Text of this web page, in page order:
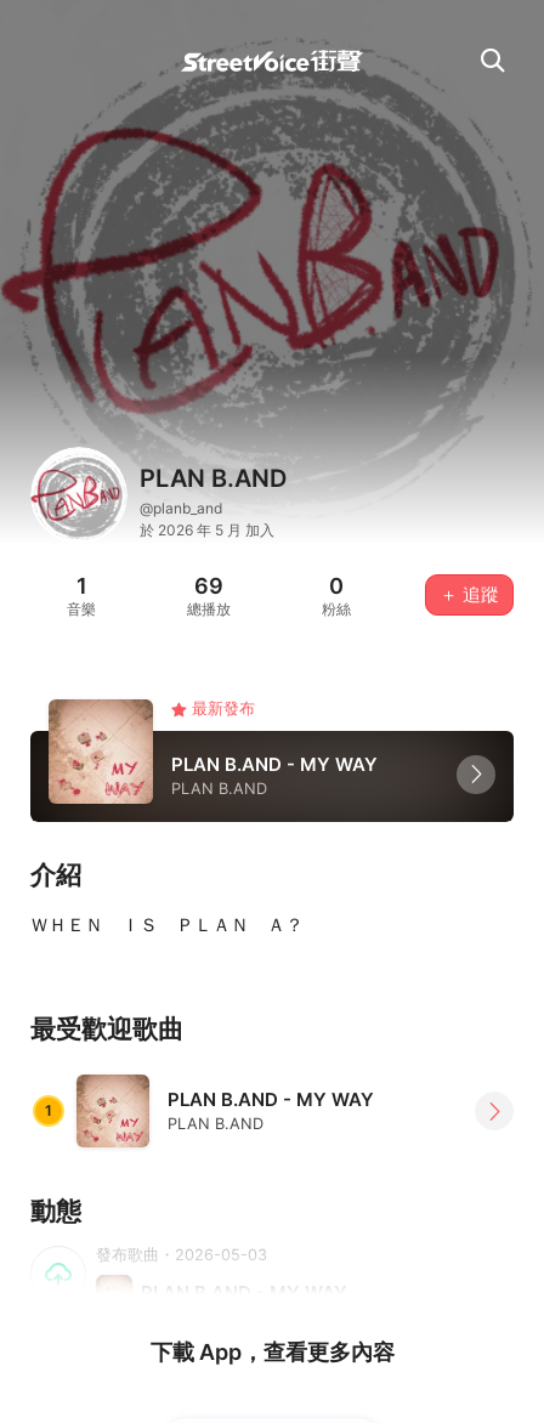
PLAN B.AND
@planb_and
於 2026 年 5 月 加入
1
音樂
69
總播放
0
粉絲
＋ 追蹤
最新發布
PLAN B.AND - MY WAY
PLAN B.AND
介紹
ＷＨＥＮ ＩＳ ＰＬＡＮ Ａ？
最受歡迎歌曲
1 PLAN B.AND - MY WAY
PLAN B.AND
動態
發布歌曲・2026-05-03
PLAN B.AND - MY WAY
下載 App，查看更多內容